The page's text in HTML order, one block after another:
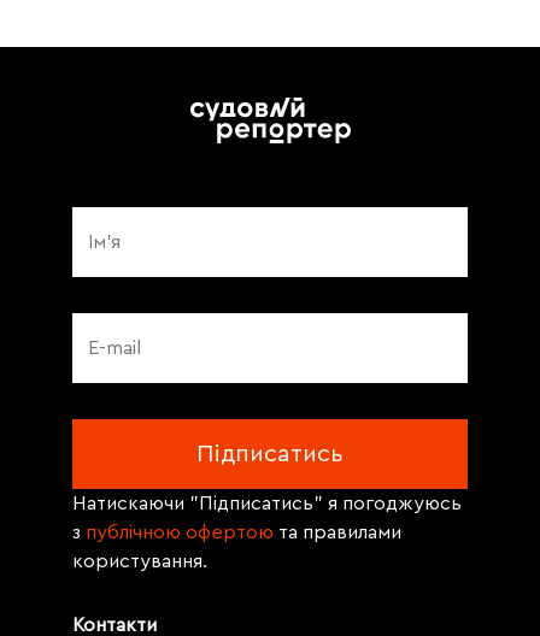
Контакти
Натискаючи "Підписатись" я погоджуюсь
з публічною офертою та правилами
користування.